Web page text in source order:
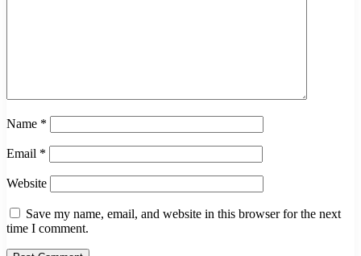
Name *
Email *
Website
Save my name, email, and website in this browser for the next
time I comment.